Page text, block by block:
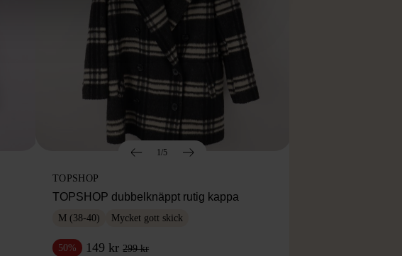
1/5
TOPSHOP
TOPSHOP dubbelknäppt rutig kappa
M (38-40) Mycket gott skick
50% 149 kr299 kr